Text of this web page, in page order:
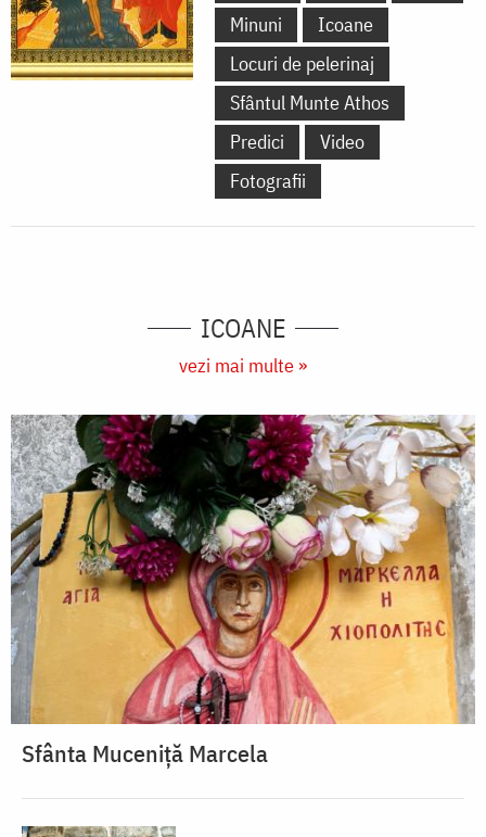
Minuni
Icoane
Locuri de pelerinaj
Sfântul Munte Athos
Predici
Video
Fotografii
ICOANE
vezi mai multe »
Sfânta Muceniță Marcela